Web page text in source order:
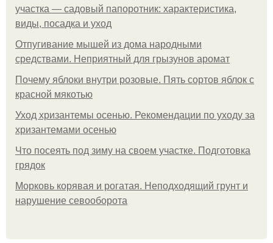
участка — садовый папоротник: характеристика,
виды, посадка и уход
Отпугивание мышей из дома народными
средствами. Неприятный для грызунов аромат
Почему яблоки внутри розовые. Пять сортов яблок с
красной мякотью
Уход хризантемы осенью. Рекомендации по уходу за
хризантемами осенью
Что посеять под зиму на своем участке. Подготовка
грядок
Морковь корявая и рогатая. Неподходящий грунт и
нарушение севооборота